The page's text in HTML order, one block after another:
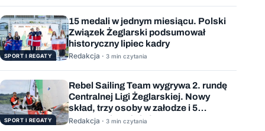
SPORT I REGATY
15 medali w jednym miesiącu. Polski
Związek Żeglarski podsumował
historyczny lipiec kadry
Redakcja · 3 min czytania
SPORT I REGATY
Rebel Sailing Team wygrywa 2. rundę
Centralnej Ligi Żeglarskiej. Nowy
skład, trzy osoby w załodze i 5
wygranych wyścigów
Redakcja · 3 min czytania